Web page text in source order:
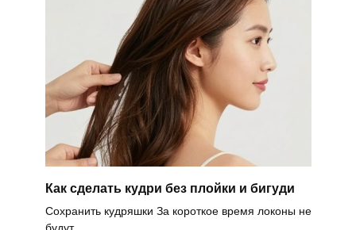
Как сделать кудри без плойки и бигуди
Сохранить кудряшки За короткое время локоны не